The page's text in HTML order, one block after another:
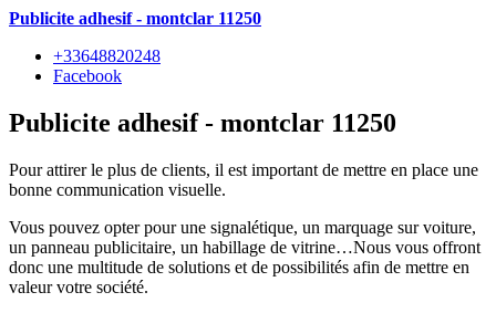
Publicite adhesif - montclar 11250
+33648820248
Facebook
Publicite adhesif - montclar 11250
Pour attirer le plus de clients, il est important de mettre en place une
bonne communication visuelle.
Vous pouvez opter pour une signalétique, un marquage sur voiture,
un panneau publicitaire, un habillage de vitrine…Nous vous offront
donc une multitude de solutions et de possibilités afin de mettre en
valeur votre société.